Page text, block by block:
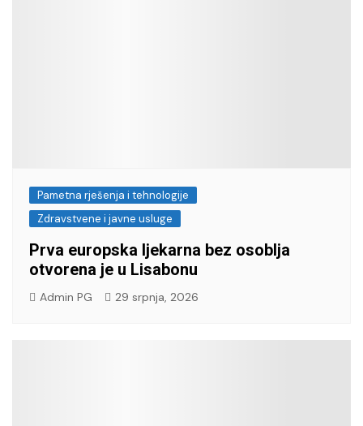
Pametna rješenja i tehnologije
Zdravstvene i javne usluge
Prva europska ljekarna bez osoblja
otvorena je u Lisabonu
Admin PG 29 srpnja, 2026